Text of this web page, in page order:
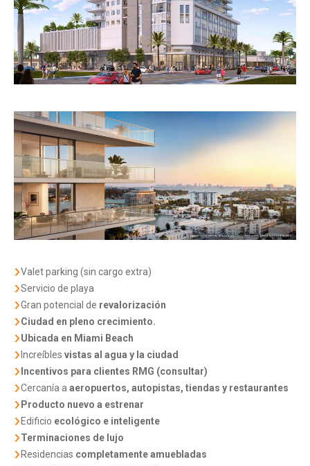
Valet parking (sin cargo extra)
Servicio de playa
Gran potencial de revalorización
Ciudad en pleno crecimiento.
Ubicada en Miami Beach
Increíbles vistas al agua y la ciudad
Incentivos para clientes RMG (consultar)
Cercanía a aeropuertos, autopistas, tiendas y restaurantes
Producto nuevo a estrenar
Edificio ecológico e inteligente
Terminaciones de lujo
Residencias completamente amuebladas